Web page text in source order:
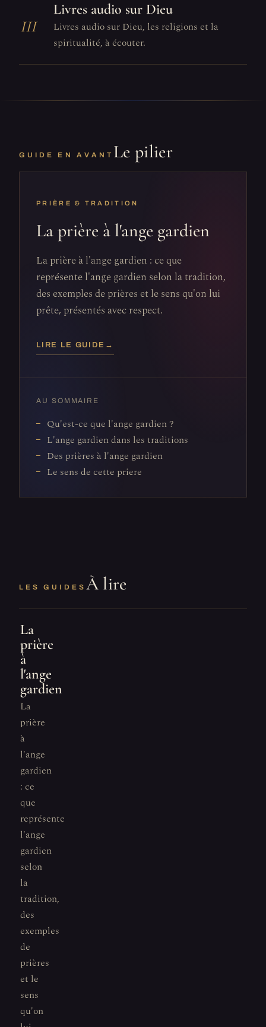
III
Livres audio sur Dieu
Livres audio sur Dieu, les religions et la
spiritualité, à écouter.
GUIDE EN AVANT Le pilier
PRIÈRE & TRADITION
La prière à l'ange gardien
La prière à l'ange gardien : ce que
représente l'ange gardien selon la tradition,
des exemples de prières et le sens qu'on lui
prête, présentés avec respect.
LIRE LE GUIDE →
AU SOMMAIRE
Qu'est-ce que l'ange gardien ?
L'ange gardien dans les traditions
Des prières à l'ange gardien
Le sens de cette priere
LES GUIDES À lire
La
prière
à
l'ange
gardien
La
prière
à
l'ange
gardien
: ce
que
représente
l'ange
gardien
selon
la
tradition,
des
exemples
de
prières
et le
sens
qu'on